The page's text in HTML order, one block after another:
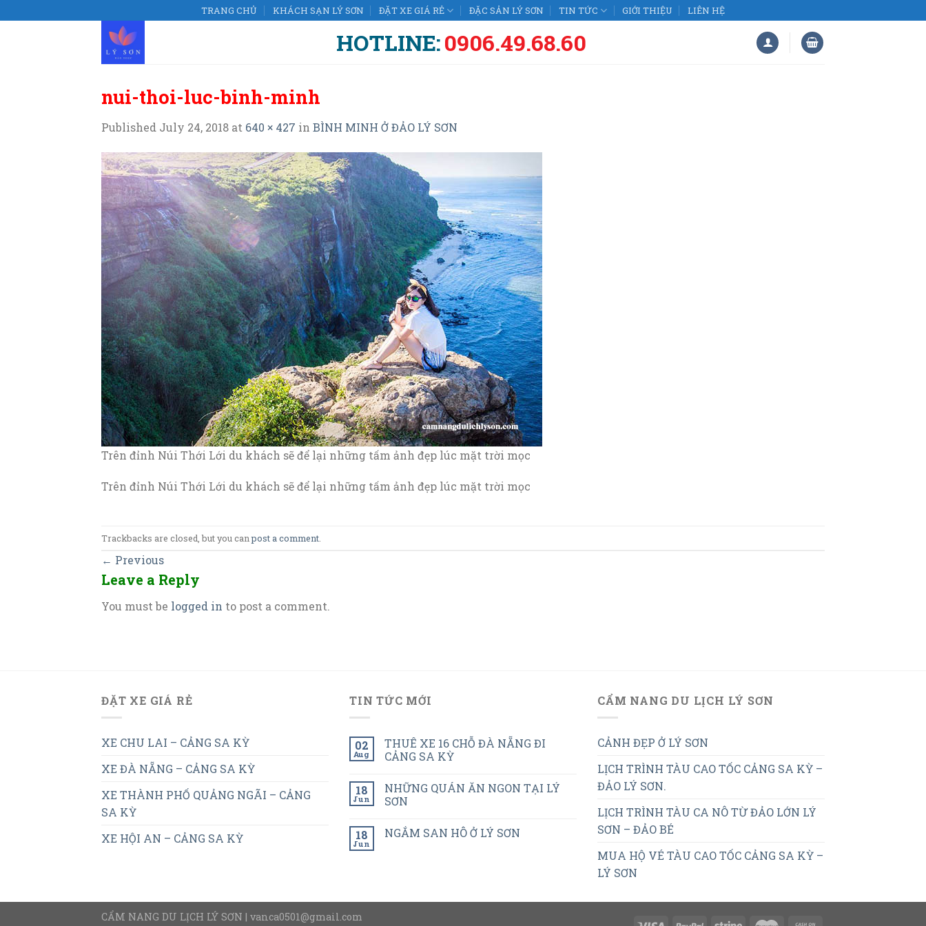
to
TRANG CHỦ KHÁCH SẠN LÝ SƠN ĐẶT XE GIÁ RẺ ĐẶC SẢN LÝ SƠN TIN TỨC GIỚI THIỆU LIÊN HỆ
HOTLINE:0906.49.68.60
nui-thoi-luc-binh-minh
Published July 24, 2018 at 640 × 427 in BÌNH MINH Ở ĐẢO LÝ SƠN
Trên đỉnh Núi Thới Lới du khách sẽ để lại những tấm ảnh đẹp lúc mặt trời mọc
Trên đỉnh Núi Thới Lới du khách sẽ để lại những tấm ảnh đẹp lúc mặt trời mọc
Trackbacks are closed, but you canpost a comment
← Previous
Leave a Reply
You must be logged in to post a comment.
ĐẶT XE GIÁ RẺ
XE CHU LAI – CẢNG SA KỲ
XE ĐÀ NẴNG – CẢNG SA KỲ
XE THÀNH PHỐ QUẢNG NGÃI – CẢNG
SA KỲ
XE HỘI AN – CẢNG SA KỲ
TIN TỨC MỚI
02
Aug
THUÊ XE 16 CHỖ ĐÀ NẴNG ĐI
CẢNG SA KỲ
18
Jun
NHỮNG QUÁN ĂN NGON TẠI LÝ
SƠN
18
Jun
NGẮM SAN HÔ Ở LÝ SƠN
CẨM NANG DU LỊCH LÝ SƠN
CẢNH ĐẸP Ở LÝ SƠN
LỊCH TRÌNH TÀU CAO TỐC CẢNG SA KỲ –
ĐẢO LÝ SƠN.
LỊCH TRÌNH TÀU CA NÔ TỪ ĐẢO LỚN LÝ
SƠN – ĐẢO BÉ
MUA HỘ VÉ TÀU CAO TỐC CẢNG SA KỲ –
LÝ SƠN
CẨM NANG DU LỊCH LÝ SƠN | vanca0501@gmail.com